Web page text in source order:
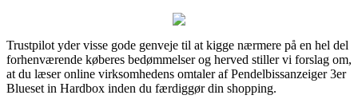
Trustpilot yder visse gode genveje til at kigge nærmere på en hel del
forhenværende køberes bedømmelser og herved stiller vi forslag om,
at du læser online virksomhedens omtaler af Pendelbissanzeiger 3er
Blueset in Hardbox inden du færdiggør din shopping.